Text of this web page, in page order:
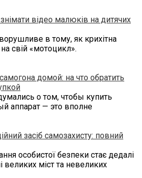
відео малюків на дитячих
в тому, як крихітна
свій «мотоцикл».
домой: на что обратить
о том, чтобы купить
аппарат — это вполне
засіб самозахисту: повний
особистої безпеки стає дедалі
великих міст та невеликих